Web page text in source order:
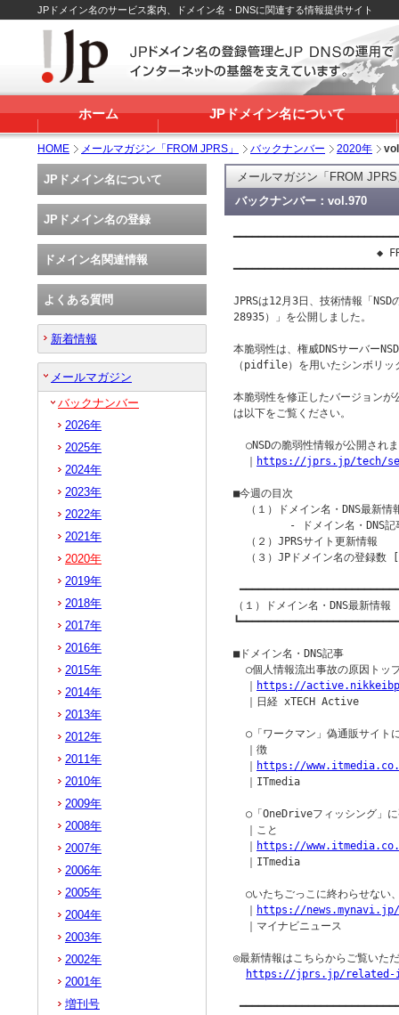
JPドメイン名のサービス案内、ドメイン名・DNSに関連する情報提供サイト
ホーム JPドメイン名について
HOME メールマガジン「FROM JPRS」 バックナンバー 2020年
メールマガジン「FROM
バックナンバー：vol.970
◆
JPRSは12月3日、技術情報「
28935）」を公開しました。
本脆弱性は、権威DNSサーバー
（pidfile）を用いたシンボリッ
本脆弱性を修正したバージョン
は以下をご覧ください。
○NSDの脆弱性情報が公開され
https://jprs.jp/tech/
■今週の目次
（１）ドメイン名・DNS最新情
- ドメイン名・DNS記
  （２）JPRSサイト更新情報
（３）JPドメイン名の登録数
（１）ドメイン名・DNS最新情報
■ドメイン名・DNS記事
○個人情報流出事故の原因トッ
https://
  ｜日経 xTECH Active
○「ワークマン」偽通販サイト
  ｜徴
https://
  ｜ITmedia
○「OneDriveフィッシング」に
  ｜こと
https://
  ｜ITmedia
○いたちごっこに終わらせない
https://
  ｜マイナビニュース
◎最新情報はこちらからご覧いた
https://jprs.jp/related-
JPドメイン名について
JPドメイン名の登録
ドメイン名関連情報
よくある質問
新着情報
メールマガジン
バックナンバー
2026年
2025年
2024年
2023年
2022年
2021年
2020年
2019年
2018年
2017年
2016年
2015年
2014年
2013年
2012年
2011年
2010年
2009年
2008年
2007年
2006年
2005年
2004年
2003年
2002年
2001年
増刊号